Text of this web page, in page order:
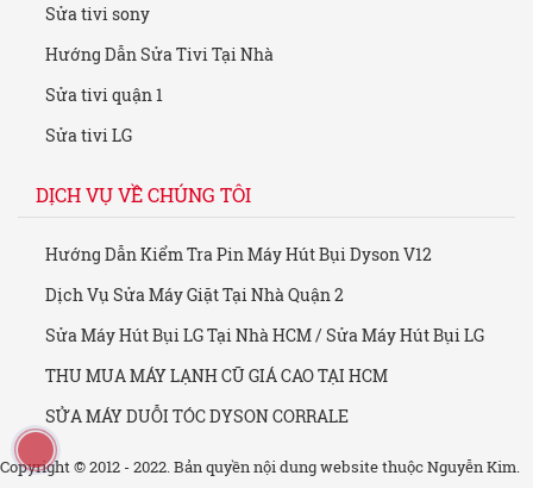
Sửa tivi sony
Hướng Dẫn Sửa Tivi Tại Nhà
Sửa tivi quận 1
Sửa tivi LG
DỊCH VỤ VỀ CHÚNG TÔI
Hướng Dẫn Kiểm Tra Pin Máy Hút Bụi Dyson V12
Dịch Vụ Sửa Máy Giặt Tại Nhà Quận 2
Sửa Máy Hút Bụi LG Tại Nhà HCM / Sửa Máy Hút Bụi LG
THU MUA MÁY LẠNH CŨ GIÁ CAO TẠI HCM
SỬA MÁY DUỖI TÓC DYSON CORRALE
Copyright © 2012 - 2022. Bản quyền nội dung website thuộc Nguyễn Kim.